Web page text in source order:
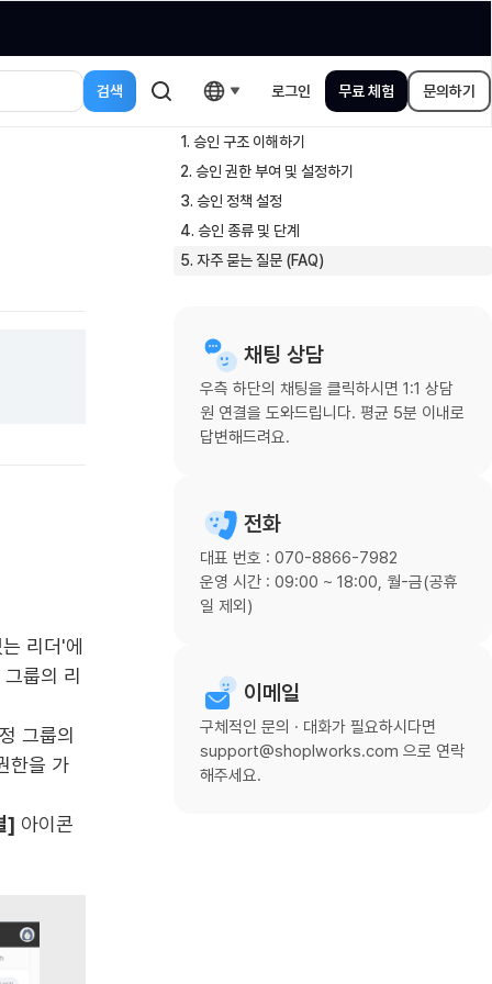
로그인 무료 체험 문의하기
리더'에
룹의 리
그룹의
한을 가
] 아이콘
1. 승인 구조 이해하기
2. 승인 권한 부여 및 설정하기
3. 승인 정책 설정
4. 승인 종류 및 단계
5. 자주 묻는 질문 (FAQ)
채팅 상담
우측 하단의 채팅을 클릭하시면 1:1 상담
원 연결을 도와드립니다. 평균 5분 이내로
답변해드려요.
전화
대표 번호 : 070-8866-7982
운영 시간 : 09:00 ~ 18:00, 월-금(공휴
일 제외)
이메일
구체적인 문의 · 대화가 필요하시다면
support@shoplworks.com 으로 연락
해주세요.